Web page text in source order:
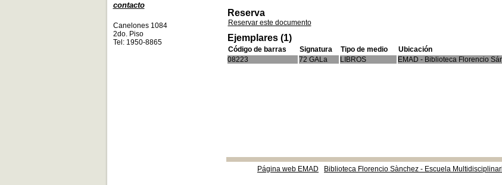
Reserva
Reservar este documento
Ejemplares (1)
Código de barras Signatura Tipo de medio Ubicación
08223
72 GALa LIBROS EMAD - Biblioteca Florencio
Página web EMAD Biblioteca Florencio Sànchez - Escuela
contacto
Canelones 1084
2do. Piso
Tel: 1950-8865